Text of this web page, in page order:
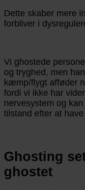
Dette skaber mere
forbliver i
Vi ghostede
og tryghed, men
kæmp/flygt afføder
fordi vi ikke har
nervesystem og
tilstand efter at
Ghosting
ghostet